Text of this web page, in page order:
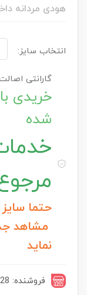
هودی مردانه
انتخاب سایز:
گارانتی
خریدی
شده
حتما
مشاهد
نماید
فروشنده: 13080128